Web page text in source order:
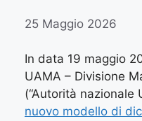
25 Maggio 2026
In data 19 maggio
UAMA – Divisione
(“Autorità nazionale
nuovo modello di